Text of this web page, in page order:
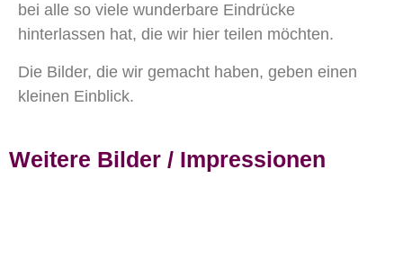
bei alle so viele wunderbare Eindrücke
hinterlassen hat, die wir hier teilen möchten.
Die Bilder, die wir gemacht haben, geben einen
kleinen Einblick.
Weitere Bilder / Impressionen